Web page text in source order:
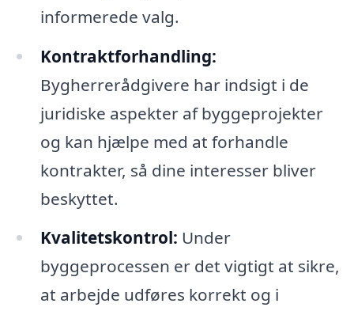
informerede valg.
Kontraktforhandling:
Bygherrerådgivere har indsigt i de
juridiske aspekter af byggeprojekter
og kan hjælpe med at forhandle
kontrakter, så dine interesser bliver
beskyttet.
Kvalitetskontrol: Under
byggeprocessen er det vigtigt at sikre,
at arbejde udføres korrekt og i